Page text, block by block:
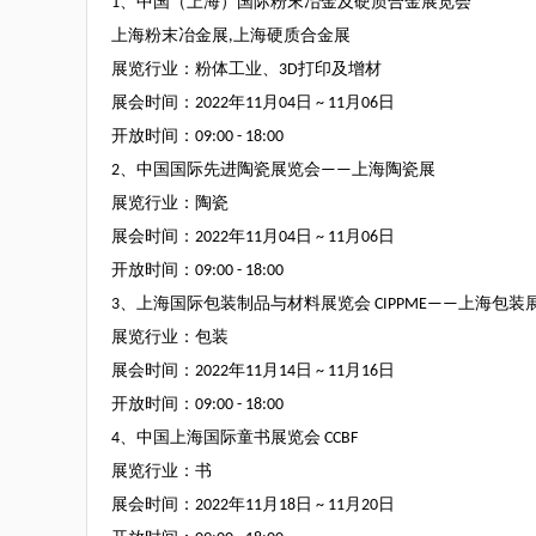
上海粉末冶金展,上海硬质合金展
展览行业：粉体工业、 3D打印及增材
展会时间： 2022年11月 04 日 ~ 11月 06 日
开放时间： 09:00 - 18:00
2、中国国际先进陶瓷展览会——上海陶瓷展
展览行业：陶瓷
展会时间： 2022年11月 04 日 ~ 11月 06 日
开放时间： 09:00 - 18:00
3、上海国际包装制品与材料展览会 CIPPME——上海包装
展览行业：包装
展会时间： 2022年11月 14 日 ~ 11月 16 日
开放时间： 09:00 - 18:00
4、中国上海国际童书展览会 CCBF
展览行业：书
展会时间： 2022年11月 18 日 ~ 11月 20 日